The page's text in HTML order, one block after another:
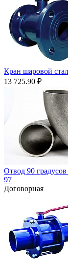
Кран шаровой
13 725.90 ₽
Отвод 90
97
Договорная